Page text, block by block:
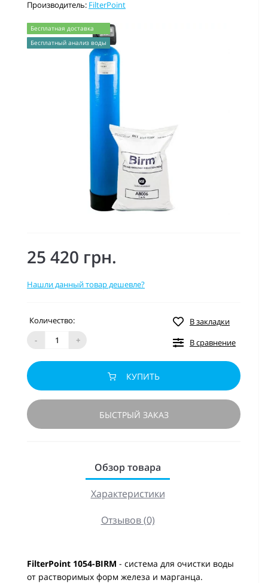
Производитель: FilterPoint
Бесплатная доставка
Бесплатный анализ воды
25 420 грн.
Нашли данный товар дешевле?
Количество:
-
+
В закладки
В сравнение
КУПИТЬ
БЫСТРЫЙ ЗАКАЗ
Обзор товара
Характеристики
Отзывов (0)
FilterPoint 1054-BIRM - система для очистки воды
от растворимых форм железа и марганца.